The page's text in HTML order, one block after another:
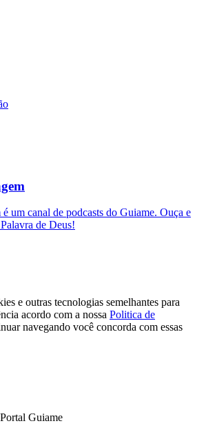
um canal de podcasts do Guiame. Ouça e
de Deus!
e outras tecnologias semelhantes para
acordo com a nossa Politica de
navegando você concorda com essas
Guiame